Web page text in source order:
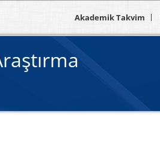
Akademik Takvim